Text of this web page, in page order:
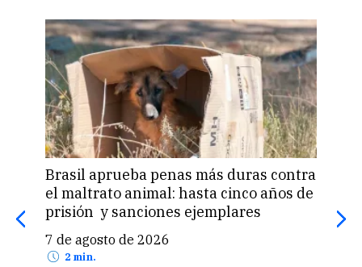
Brasil aprueba penas más duras contra
el maltrato animal: hasta cinco años de
prisión y sanciones ejemplares
7 de agosto de 2026
2 min.